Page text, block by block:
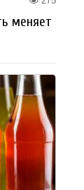
меняет